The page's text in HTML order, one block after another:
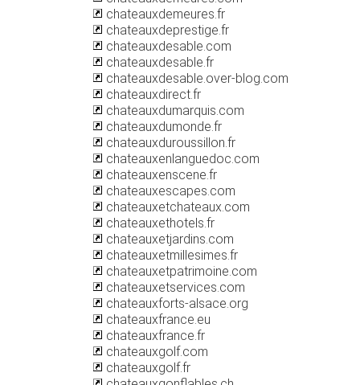
chateauxdemeures.fr
chateauxdeprestige.fr
chateauxdesable.com
chateauxdesable.fr
chateauxdesable.over-blog.com
chateauxdirect.fr
chateauxdumarquis.com
chateauxdumonde.fr
chateauxduroussillon.fr
chateauxenlanguedoc.com
chateauxenscene.fr
chateauxescapes.com
chateauxetchateaux.com
chateauxethotels.fr
chateauxetjardins.com
chateauxetmillesimes.fr
chateauxetpatrimoine.com
chateauxetservices.com
chateauxforts-alsace.org
chateauxfrance.eu
chateauxfrance.fr
chateauxgolf.com
chateauxgolf.fr